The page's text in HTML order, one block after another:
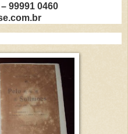
99991 0460